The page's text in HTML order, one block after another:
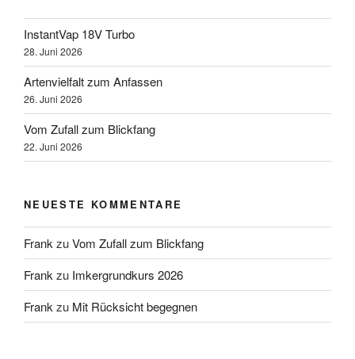
InstantVap 18V Turbo
28. Juni 2026
Artenvielfalt zum Anfassen
26. Juni 2026
Vom Zufall zum Blickfang
22. Juni 2026
NEUESTE KOMMENTARE
Frank zuVom Zufall zum Blickfang
Frank zu Imkergrundkurs 2026
Frank zu Mit Rücksicht begegnen